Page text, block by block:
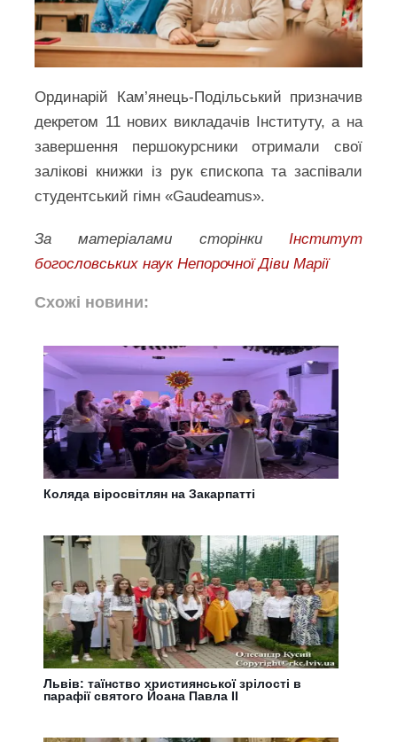
Ординарій Кам’янець-Подільський призначив
декретом 11 нових викладачів Інституту, а на
завершення першокурсники отримали свої
залікові книжки із рук єпископа та заспівали
студентський гімн «Gaudeamus».
За матеріалами сторінки Інститут
богословських наук Непорочної Діви Марії
Схожі новини:
Коляда віросвітлян на Закарпатті
Львів: таїнство християнської зрілості в
парафії святого Йоана Павла ІІ